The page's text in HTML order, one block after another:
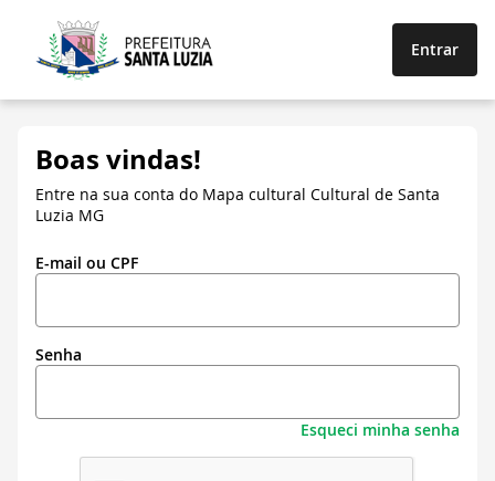
Entrar
Boas vindas!
Entre na sua conta do Mapa cultural Cultural de Santa
Luzia MG
E-mail ou CPF
Senha
Esqueci minha senha